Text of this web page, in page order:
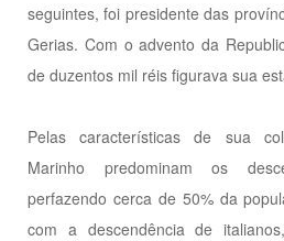
seguintes, foi presidente das
Gerias. Com o advento da
de duzentos mil réis figurava sua
Pelas características de sua
Marinho predominam os
perfazendo cerca de 50% da
com a descendência de